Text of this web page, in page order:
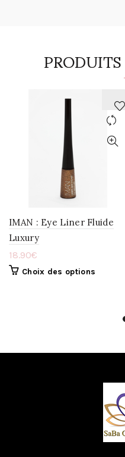
IMAN : Eye Liner Fluide
Luxury
18.90€
Choix des options